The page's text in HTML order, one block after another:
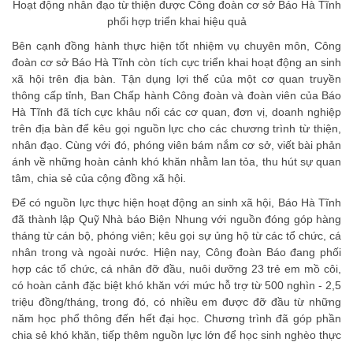
Hoạt động nhân đạo từ thiện được Công đoàn cơ sở Báo Hà Tĩnh
phối hợp triển khai hiệu quả
Bên cạnh đồng hành thực hiện tốt nhiệm vụ chuyên môn, Công
đoàn cơ sở Báo Hà Tĩnh còn tích cực triển khai hoạt động an sinh
xã hội trên địa bàn. Tận dụng lợi thế của một cơ quan truyền
thông cấp tỉnh, Ban Chấp hành Công đoàn và đoàn viên của Báo
Hà Tĩnh đã tích cực khâu nối các cơ quan, đơn vị, doanh nghiệp
trên địa bàn để kêu gọi nguồn lực cho các chương trình từ thiện,
nhân đạo. Cùng với đó, phóng viên bám nắm cơ sở, viết bài phản
ánh về những hoàn cảnh khó khăn nhằm lan tỏa, thu hút sự quan
tâm, chia sẻ của cộng đồng xã hội.
Để có nguồn lực thực hiện hoạt động an sinh xã hội, Báo Hà Tĩnh
đã thành lập Quỹ Nhà báo Biện Nhung với nguồn đóng góp hàng
tháng từ cán bộ, phóng viên; kêu gọi sự ủng hộ từ các tổ chức, cá
nhân trong và ngoài nước. Hiện nay, Công đoàn Báo đang phối
hợp các tổ chức, cá nhân đỡ đầu, nuôi dưỡng 23 trẻ em mồ côi,
có hoàn cảnh đặc biệt khó khăn với mức hỗ trợ từ 500 nghìn - 2,5
triệu đồng/tháng, trong đó, có nhiều em được đỡ đầu từ những
năm học phổ thông đến hết đại học. Chương trình đã góp phần
chia sẻ khó khăn, tiếp thêm nguồn lực lớn để học sinh nghèo thực